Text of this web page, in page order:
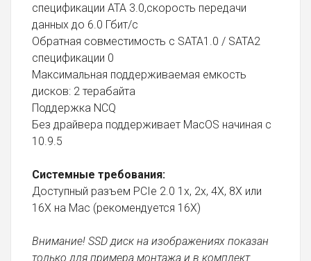
спецификации ATA 3.0,скорость передачи
данных до 6.0 Гбит/с
Обратная совместимость с SATA1.0 / SATA2
спецификации 0
Максимальная поддерживаемая емкость
дисков: 2 терабайта
Поддержка NCQ
Без драйвера поддерживает MacOS начиная с
10.9.5
Cистемные требования:
Доступный разъем PCIe 2.0 1x, 2x, 4X, 8X или
16X на Mac (рекомендуется 16X)
Внимание! SSD диск на изображениях показан
только для примера монтажа и в комплект